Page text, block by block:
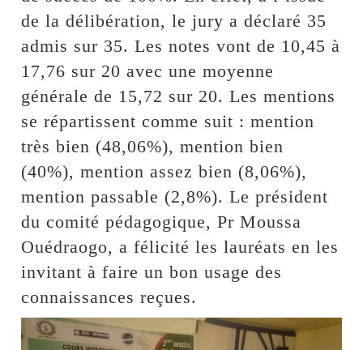
de la délibération, le jury a déclaré 35
admis sur 35. Les notes vont de 10,45 à
17,76 sur 20 avec une moyenne
générale de 15,72 sur 20. Les mentions
se répartissent comme suit : mention
très bien (48,06%), mention bien
(40%), mention assez bien (8,06%),
mention passable (2,8%). Le président
du comité pédagogique, Pr Moussa
Ouédraogo, a félicité les lauréats en les
invitant à faire un bon usage des
connaissances reçues.